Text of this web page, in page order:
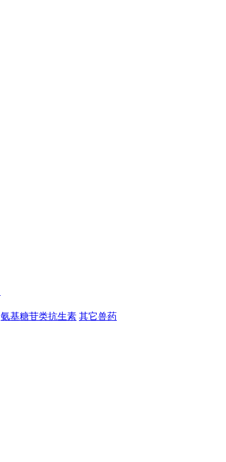
氨基糖苷类抗生素 其它兽药